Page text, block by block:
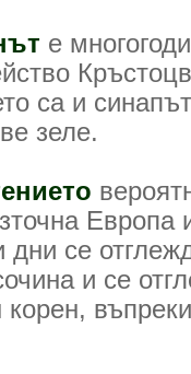
е
са и
зеле.
Европа
дни се
и се